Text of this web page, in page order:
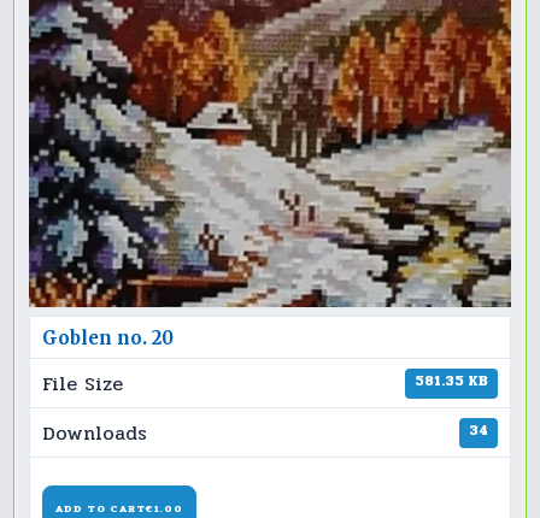
Goblen no. 20
File Size 581.35 KB
Downloads 34
ADD TO CART€1.00